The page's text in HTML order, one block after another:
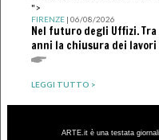
">
FIRENZE| 06/08/2026
Nel futuro degli Uffizi. Tra
anni la chiusura dei lavori
LEGGI TUTTO >
ARTE.it è una testata